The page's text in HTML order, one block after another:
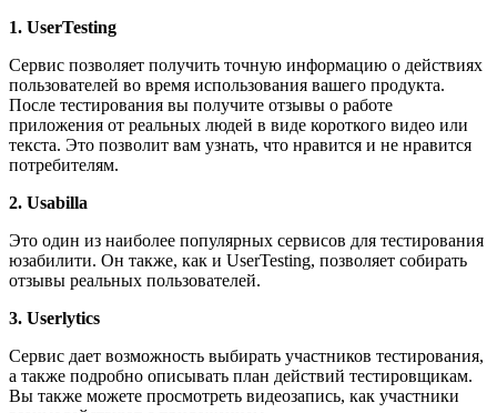
1. UserTesting
Сервис позволяет получить точную информацию о действиях
пользователей во время использования вашего продукта.
После тестирования вы получите отзывы о работе
приложения от реальных людей в виде короткого видео или
текста. Это позволит вам узнать, что нравится и не нравится
потребителям.
2. Usabilla
Это один из наиболее популярных сервисов для тестирования
юзабилити. Он также, как и UserTesting, позволяет собирать
отзывы реальных пользователей.
3. Userlytics
Сервис дает возможность выбирать участников тестирования,
а также подробно описывать план действий тестировщикам.
Вы также можете просмотреть видеозапись, как участники